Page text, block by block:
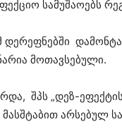
სამუშაოებს
დერეფნებში
მოთავსებული.
შპს „დეზ-
არსებულ